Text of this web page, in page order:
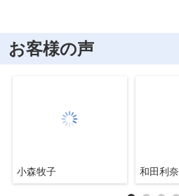
お客様の声
小森牧子 和田利奈